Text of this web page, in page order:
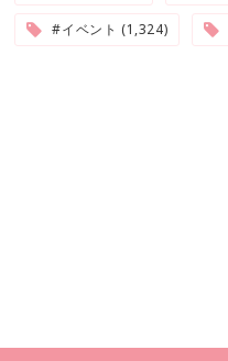
#イベント (1,324)